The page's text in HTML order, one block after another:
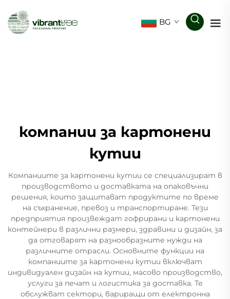
BG
компании за картонени
кутии
Компаниите за картонени кутии се специализират в
производството и доставката на опаковъчни
решения, които защитават продуктите по време
на съхранение, превоз и транспортиране. Тези
предприятия произвеждат гофрирани и картонени
контейнери в различни размери, здравини и дизайн, за
да отговарят на разнообразните нужди на
различните отрасли. Основните функции на
компаниите за картонени кутии включват
индивидуален дизайн на кутии, масово производство,
услуги за печат и логистика за доставка. Те
обслужват сектори, вариращи от електронна